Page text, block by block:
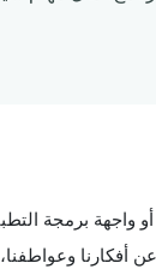
واجهة برمجة
عن أفكارنا